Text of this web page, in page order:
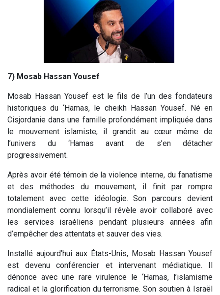
7) Mosab Hassan Yousef
Mosab Hassan Yousef est le fils de l’un des fondateurs
historiques du ‘Hamas, le cheikh Hassan Yousef. Né en
Cisjordanie dans une famille profondément impliquée dans
le mouvement islamiste, il grandit au cœur même de
l’univers du ‘Hamas avant de s’en détacher
progressivement.
Après avoir été témoin de la violence interne, du fanatisme
et des méthodes du mouvement, il finit par rompre
totalement avec cette idéologie. Son parcours devient
mondialement connu lorsqu’il révèle avoir collaboré avec
les services israéliens pendant plusieurs années afin
d’empêcher des attentats et sauver des vies.
Installé aujourd’hui aux États-Unis, Mosab Hassan Yousef
est devenu conférencier et intervenant médiatique. Il
dénonce avec une rare virulence le ‘Hamas, l’islamisme
radical et la glorification du terrorisme. Son soutien à Israël